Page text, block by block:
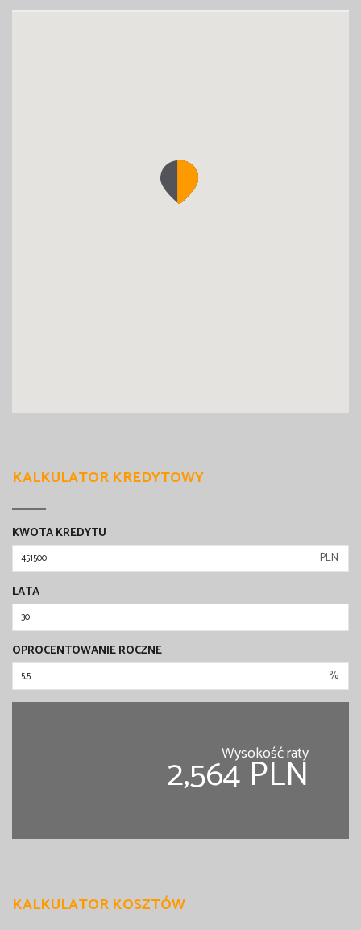
KALKULATOR KREDYTOWY
KWOTA KREDYTU
PLN
LATA
OPROCENTOWANIE ROCZNE
%
Wysokość raty
2,564 PLN
KALKULATOR KOSZTÓW